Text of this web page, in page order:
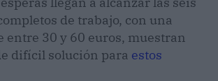
de trabajo, con una
entre 30 y 60 euros, muestran
difícil solución para estos